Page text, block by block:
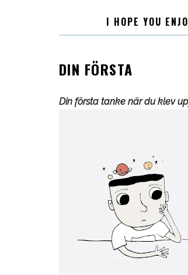
I HOPE YOU
DIN FÖRSTA
Din första tanke när du klev